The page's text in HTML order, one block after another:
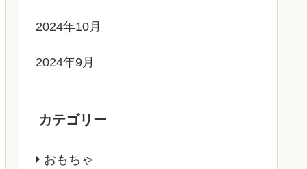
2024年10月
2024年9月
カテゴリー
おもちゃ